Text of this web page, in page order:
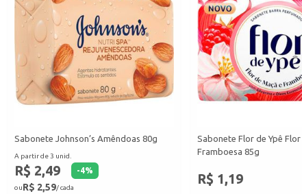
Sabonete Johnson’s Amêndoas 80g
A partir de 3 unid.
R$ 2,49 -4%
ouR$ 2,59/ cada
Sabonete Flor de Ypê Flor
Framboesa 85g
R$ 1,19